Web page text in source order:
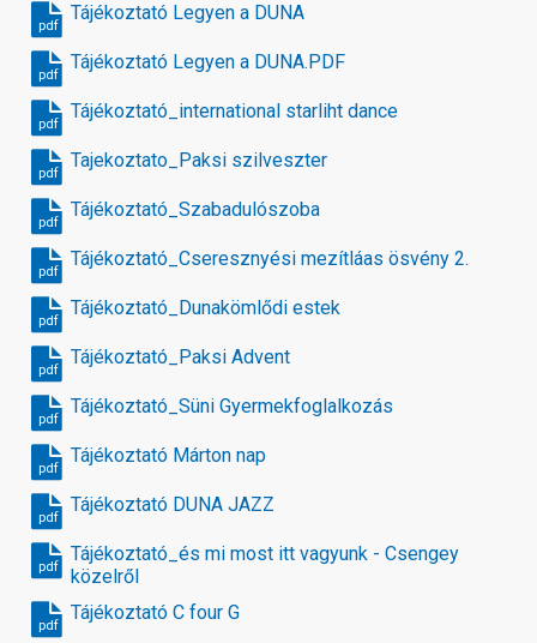
Tájékoztató Legyen a DUNA
pdf
Tájékoztató Legyen a DUNA.PDF
pdf
Tájékoztató_international starliht dance
pdf
Tajekoztato_Paksi szilveszter
pdf
Tájékoztató_Szabadulószoba
pdf
Tájékoztató_Cseresznyési mezítláas ösvény 2.
pdf
Tájékoztató_Dunakömlődi estek
pdf
Tájékoztató_Paksi Advent
pdf
Tájékoztató_Süni Gyermekfoglalkozás
pdf
Tájékoztató Márton nap
pdf
Tájékoztató DUNA JAZZ
pdf
Tájékoztató_és mi most itt vagyunk - Csengey
közelről
pdf
Tájékoztató C four G
pdf